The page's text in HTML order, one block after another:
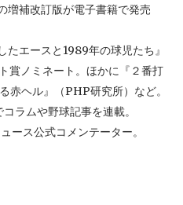
増補改訂版が電子書籍で発売
エースと1989年の球児たち』
賞ノミネート。ほかに『２番打
赤ヘル』（PHP研究所）など。
ラムや野球記事を連載。
ース公式コメンテーター。